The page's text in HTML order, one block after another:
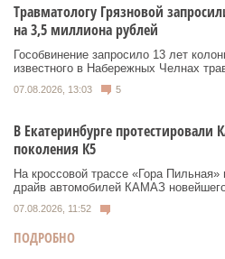
Травматологу Грязновой
на 3,5 миллиона рублей
Гособвинение запросило 13 лет
известного в Набережных Челнах
07.08.2026, 13:03 5
В Екатеринбурге
поколения К5
На кроссовой трассе «Гора
драйв автомобилей КАМАЗ
07.08.2026, 11:52
ПОДРОБНО